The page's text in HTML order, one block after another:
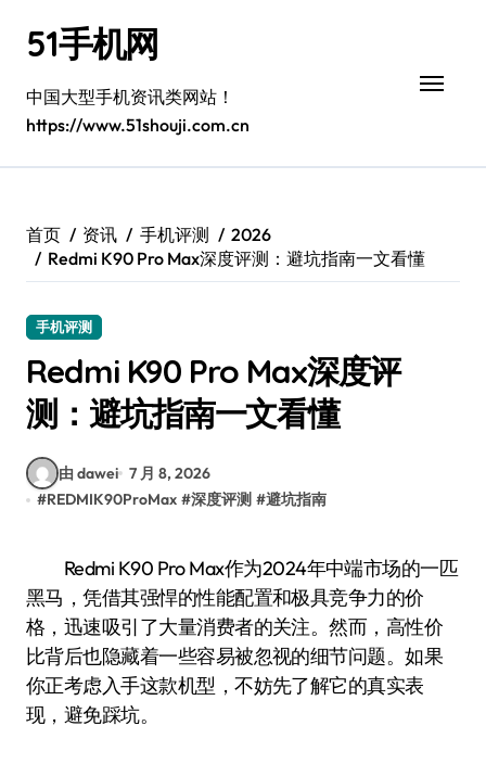
51手机网
中国大型手机资讯类网站！
https://www.51shouji.com.cn
首页 资讯 手机评测
2026
Redmi K90 Pro Max深度评测：避坑指南一文看懂
手机评测
Redmi K90 Pro Max深度评
测：避坑指南一文看懂
由 dawei 7 月 8, 2026
#REDMIK90ProMax #深度评测 #避坑指南
Redmi K90 Pro Max作为2024年中端市场的一匹
黑马，凭借其强悍的性能配置和极具竞争力的价
格，迅速吸引了大量消费者的关注。然而，高性价
比背后也隐藏着一些容易被忽视的细节问题。如果
你正考虑入手这款机型，不妨先了解它的真实表
现，避免踩坑。